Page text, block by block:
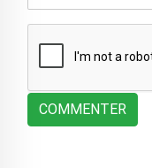
COMMENTER